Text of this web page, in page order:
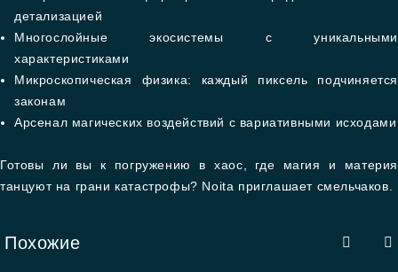
детализацией
Многослойные экосистемы с уникальными
характеристиками
Микроскопическая физика: каждый пиксель подчиняется
законам
Арсенал магических воздействий с вариативными исходами
Готовы ли вы к погружению в хаос, где магия и материя
танцуют на грани катастрофы? Noita приглашает смельчаков.
Похожие